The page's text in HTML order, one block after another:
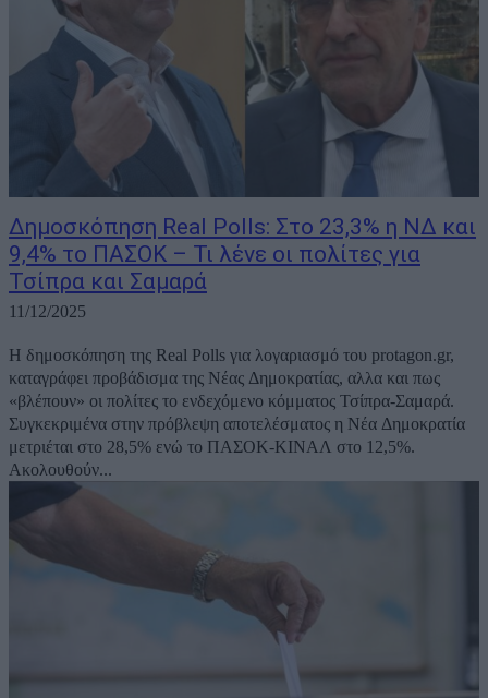
Δημοσκόπηση Real Polls: Στο 23,3% η ΝΔ και
9,4% το ΠΑΣΟΚ – Τι λένε οι πολίτες για
Τσίπρα και Σαμαρά
11/12/2025
H δημοσκόπηση της Real Polls για λογαριασμό του protagon.gr,
καταγράφει προβάδισμα της Νέας Δημοκρατίας, αλλα και πως
«βλέπουν» οι πολίτες το ενδεχόμενο κόμματος Τσίπρα-Σαμαρά.
Συγκεκριμένα στην πρόβλεψη αποτελέσματος η Νέα Δημοκρατία
μετριέται στο 28,5% ενώ το ΠΑΣΟΚ-ΚΙΝΑΛ στο 12,5%.
Ακολουθούν...